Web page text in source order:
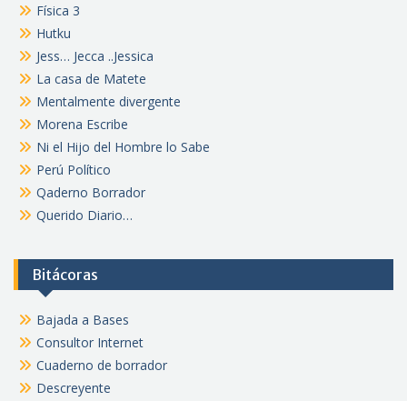
Física 3
Hutku
Jess… Jecca ..Jessica
La casa de Matete
Mentalmente divergente
Morena Escribe
Ni el Hijo del Hombre lo Sabe
Perú Político
Qaderno Borrador
Querido Diario…
Bitácoras
Bajada a Bases
Consultor Internet
Cuaderno de borrador
Descreyente